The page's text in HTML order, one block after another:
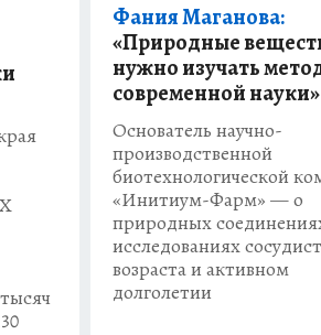
Фания Маганова:
«Природные
нужно изучать
современной науки»
Основатель научно-
производственной
биотехнологической
«Инитиум-Фарм» — о
природных
исследованиях
возраста и активном
долголетии